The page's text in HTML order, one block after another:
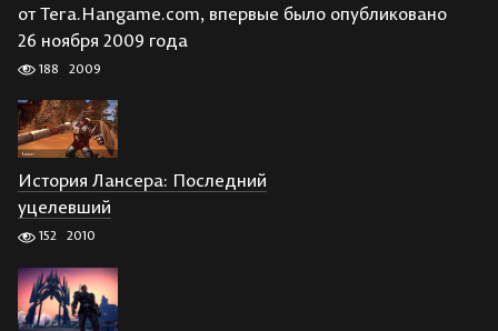
от Tera.Hangame.com, впервые было опубликовано
26 ноября 2009 года
188 2009
История Лансера: Последний
уцелевший
152 2010